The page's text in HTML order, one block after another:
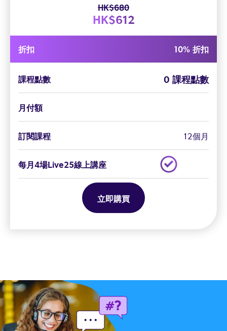
HK$680
HK$612
折扣 10% 折扣
課程點數 0 課程點數
月付額
訂閱課程 12個月
每月4場Live25線上講座
立即購買